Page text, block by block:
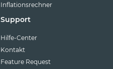
Inflationsrechner
Support
Hilfe-Center
Kontakt
Feature Request